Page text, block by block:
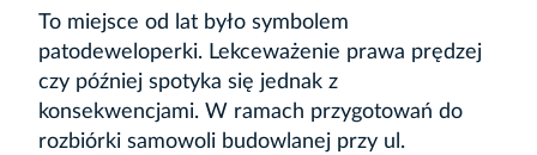
To miejsce od lat było symbolem
patodeweloperki. Lekceważenie prawa prędzej
czy później spotyka się jednak z
konsekwencjami. W ramach przygotowań do
rozbiórki samowoli budowlanej przy ul.